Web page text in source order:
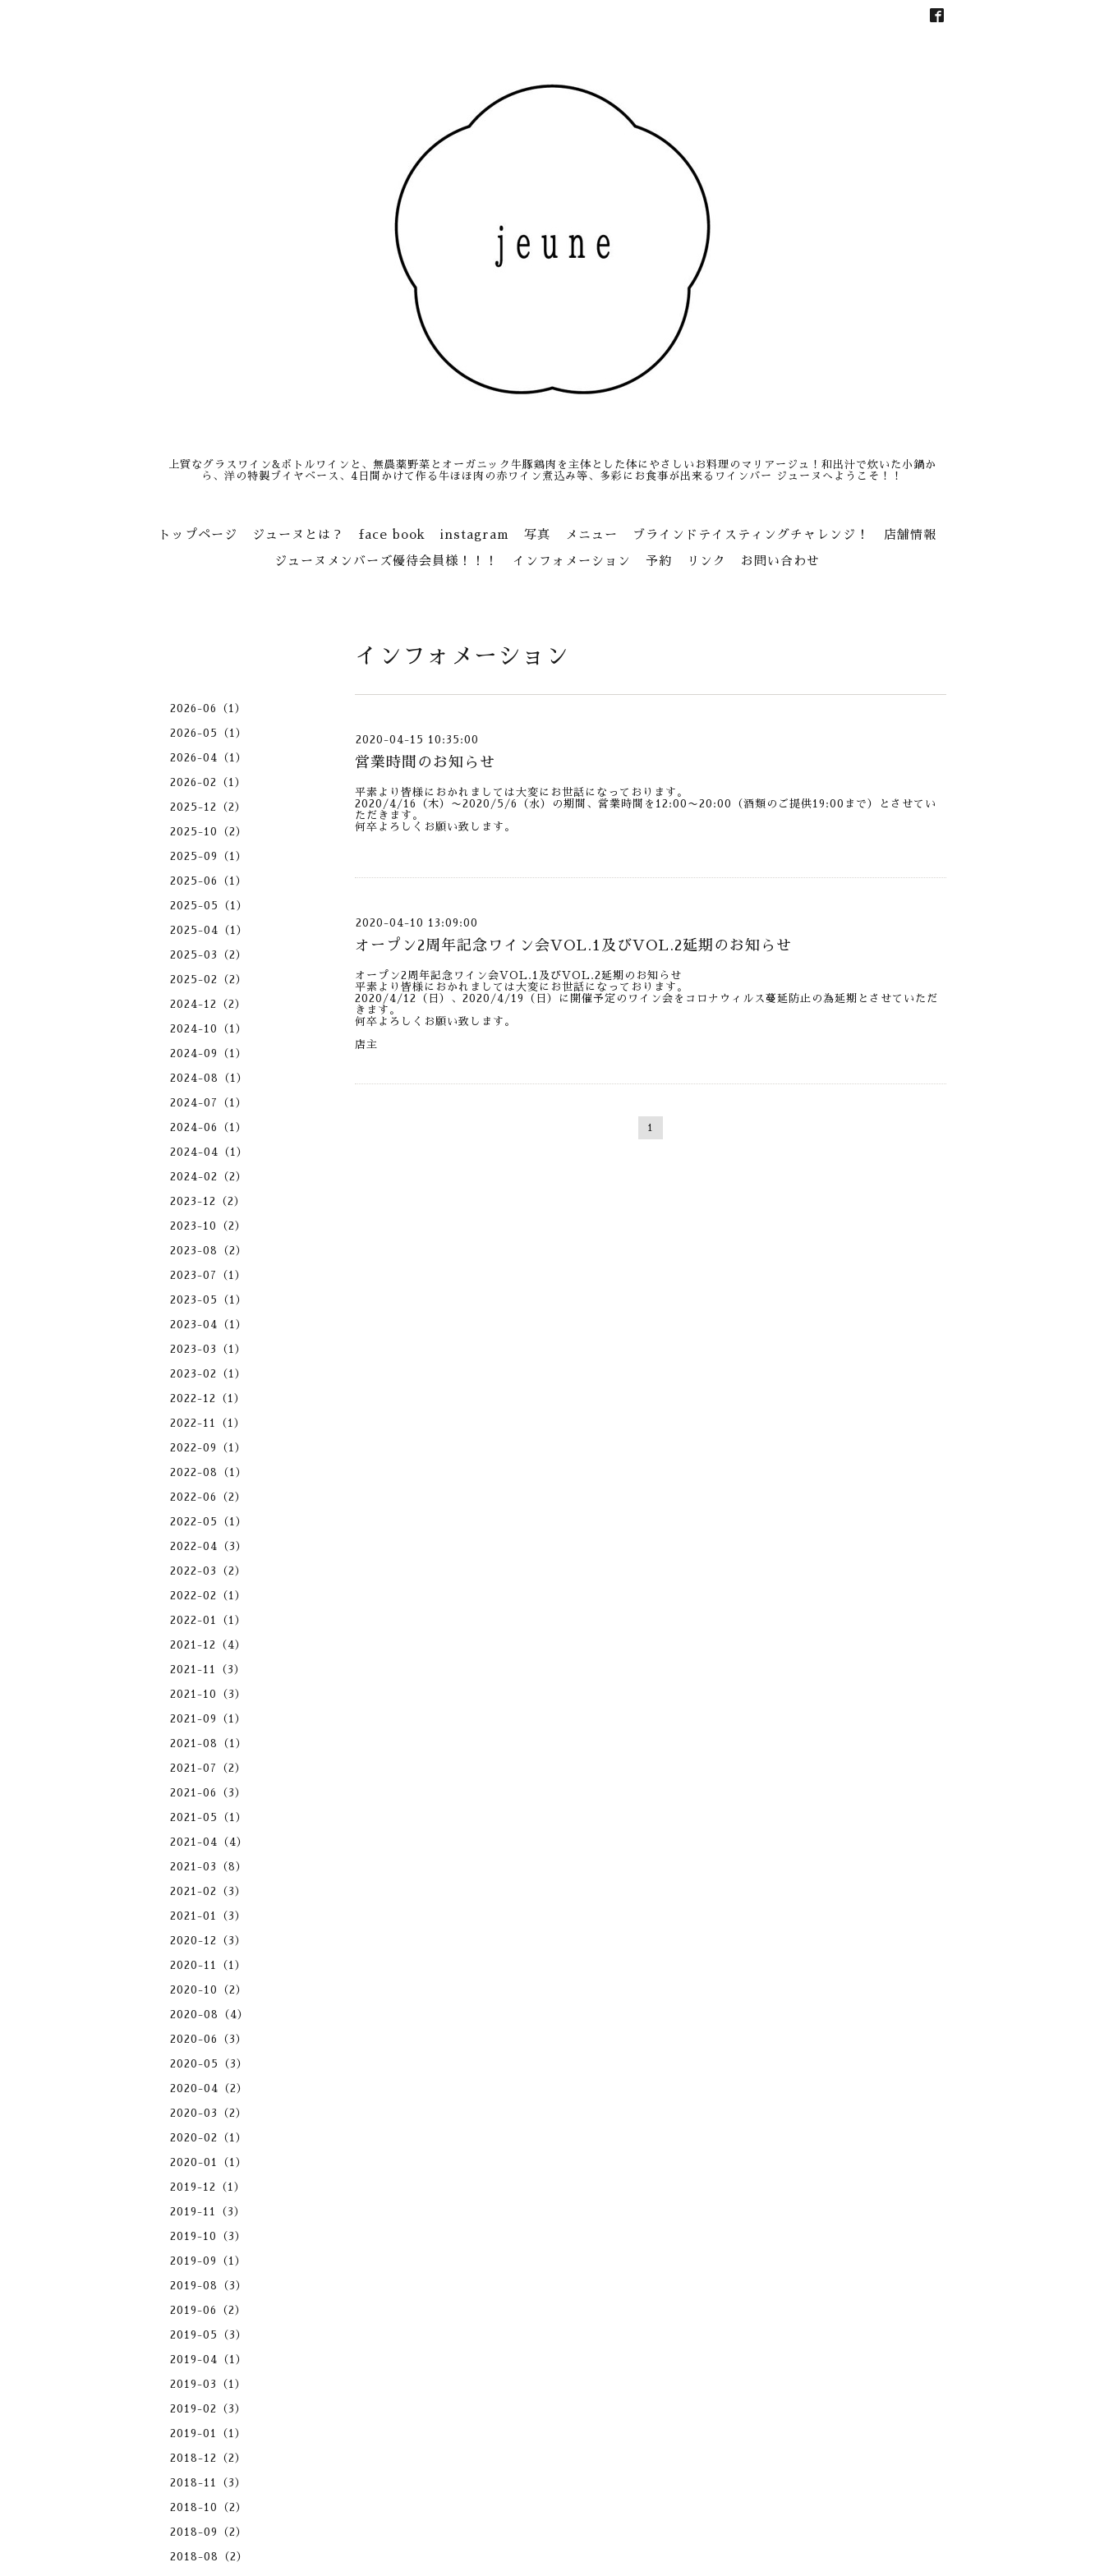
上質なグラスワイン&ボトルワインと、無農薬野菜とオーガニック牛豚鶏肉を主体とした体にやさしいお料理のマリアージュ！和出汁で炊いた小鍋か
ら、洋の特製ブイヤベース、4日間かけて作る牛ほほ肉の赤ワイン煮込み等、多彩にお食事が出来るワインバー ジューヌへようこそ！！
トップページ ジューヌとは？ face book instagram 写真 メニュー ブラインドテイスティングチャレンジ！ 店舗情報
ジューヌメンバーズ優待会員様！！！ インフォメーション 予約 リンク お問い合わせ
インフォメーション
2020-04-15 10:35:00
営業時間のお知らせ
平素より皆様におかれましては大変にお世話になっております。
2020/4/16（木）〜2020/5/6（水）の期間、営業時間を12:00〜20:00（酒類のご提供19:00まで）とさせてい
ただきます。
何卒よろしくお願い致します。
2020-04-10 13:09:00
オープン2周年記念ワイン会VOL.1及びVOL.2延期のお知らせ
オープン2周年記念ワイン会VOL.1及びVOL.2延期のお知らせ
平素より皆様におかれましては大変にお世話になっております。
2020/4/12（日）、2020/4/19（日）に開催予定のワイン会をコロナウィルス蔓延防止の為延期とさせていただ
きます。
何卒よろしくお願い致します。
店主
1
2026-06（1）
2026-05（1）
2026-04（1）
2026-02（1）
2025-12（2）
2025-10（2）
2025-09（1）
2025-06（1）
2025-05（1）
2025-04（1）
2025-03（2）
2025-02（2）
2024-12（2）
2024-10（1）
2024-09（1）
2024-08（1）
2024-07（1）
2024-06（1）
2024-04（1）
2024-02（2）
2023-12（2）
2023-10（2）
2023-08（2）
2023-07（1）
2023-05（1）
2023-04（1）
2023-03（1）
2023-02（1）
2022-12（1）
2022-11（1）
2022-09（1）
2022-08（1）
2022-06（2）
2022-05（1）
2022-04（3）
2022-03（2）
2022-02（1）
2022-01（1）
2021-12（4）
2021-11（3）
2021-10（3）
2021-09（1）
2021-08（1）
2021-07（2）
2021-06（3）
2021-05（1）
2021-04（4）
2021-03（8）
2021-02（3）
2021-01（3）
2020-12（3）
2020-11（1）
2020-10（2）
2020-08（4）
2020-06（3）
2020-05（3）
2020-04（2）
2020-03（2）
2020-02（1）
2020-01（1）
2019-12（1）
2019-11（3）
2019-10（3）
2019-09（1）
2019-08（3）
2019-06（2）
2019-05（3）
2019-04（1）
2019-03（1）
2019-02（3）
2019-01（1）
2018-12（2）
2018-11（3）
2018-10（2）
2018-09（2）
2018-08（2）